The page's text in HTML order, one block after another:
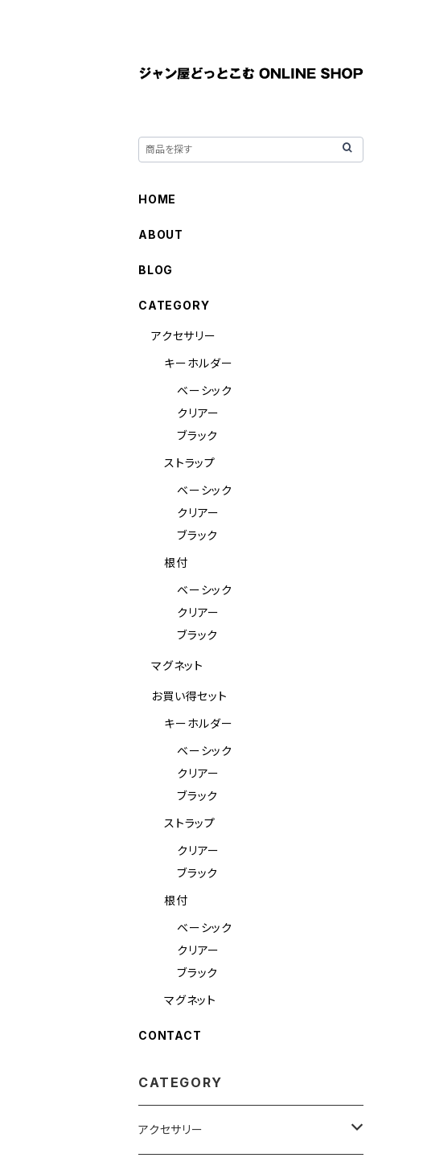
HOME
ABOUT
BLOG
CATEGORY
アクセサリー
キーホルダー
ベーシック
クリアー
ブラック
ストラップ
ベーシック
クリアー
ブラック
根付
ベーシック
クリアー
ブラック
マグネット
お買い得セット
キーホルダー
ベーシック
クリアー
ブラック
ストラップ
クリアー
ブラック
根付
ベーシック
クリアー
ブラック
マグネット
CONTACT
CATEGORY
アクセサリー